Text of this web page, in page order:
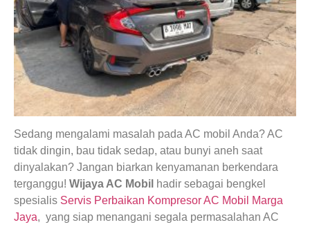
Sedang mengalami masalah pada AC mobil Anda? AC
tidak dingin, bau tidak sedap, atau bunyi aneh saat
dinyalakan? Jangan biarkan kenyamanan berkendara
terganggu! Wijaya AC Mobil hadir sebagai bengkel
spesialis Servis Perbaikan Kompresor AC Mobil Marga
Jaya, yang siap menangani segala permasalahan AC